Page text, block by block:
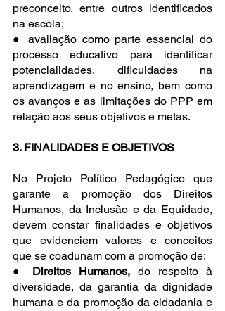
preconceito, entre outros identificados
na escola;
● avaliação como parte essencial do
processo educativo para identificar
potencialidades, dificuldades na
aprendizagem e no ensino, bem como
os avanços e as limitações do PPP em
relação aos seus objetivos e metas.
3. FINALIDADES E OBJETIVOS
No Projeto Político Pedagógico que
garante a promoção dos Direitos
Humanos, da Inclusão e da Equidade,
devem constar finalidades e objetivos
que evidenciem valores e conceitos
que se coadunam com a promoção de:
● Direitos Humanos, do respeito à
diversidade, da garantia da dignidade
humana e da promoção da cidadania e